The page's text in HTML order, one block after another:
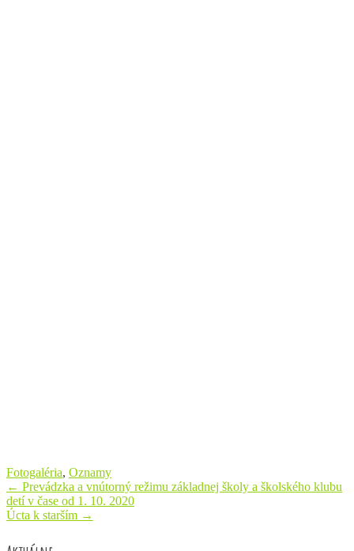
Fotogaléria, Oznamy
Post
navigation
← Prevádzka a vnútorný režimu základnej školy a školského klubu
detí v čase od 1. 10. 2020
Úcta k starším →